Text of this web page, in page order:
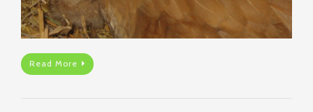
Read More